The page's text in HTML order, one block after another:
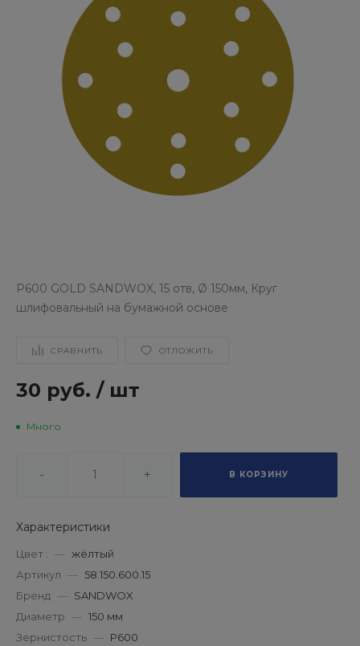
P600 GOLD SANDWOX, 15 отв, Ø 150мм, Круг
шлифовальный на бумажной основе
СРАВНИТЬ ОТЛОЖИТЬ
30 руб. / шт
Много
- + В КОРЗИНУ
Характеристики
Цвет : — жёлтый
Артикул — 58.150.600.15
Бренд — SANDWOX
Диаметр — 150 мм
Зернистость — P600